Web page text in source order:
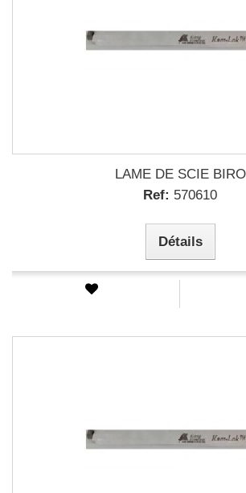
LAME DE SCIE BIRO
Ref: 570610
Détails